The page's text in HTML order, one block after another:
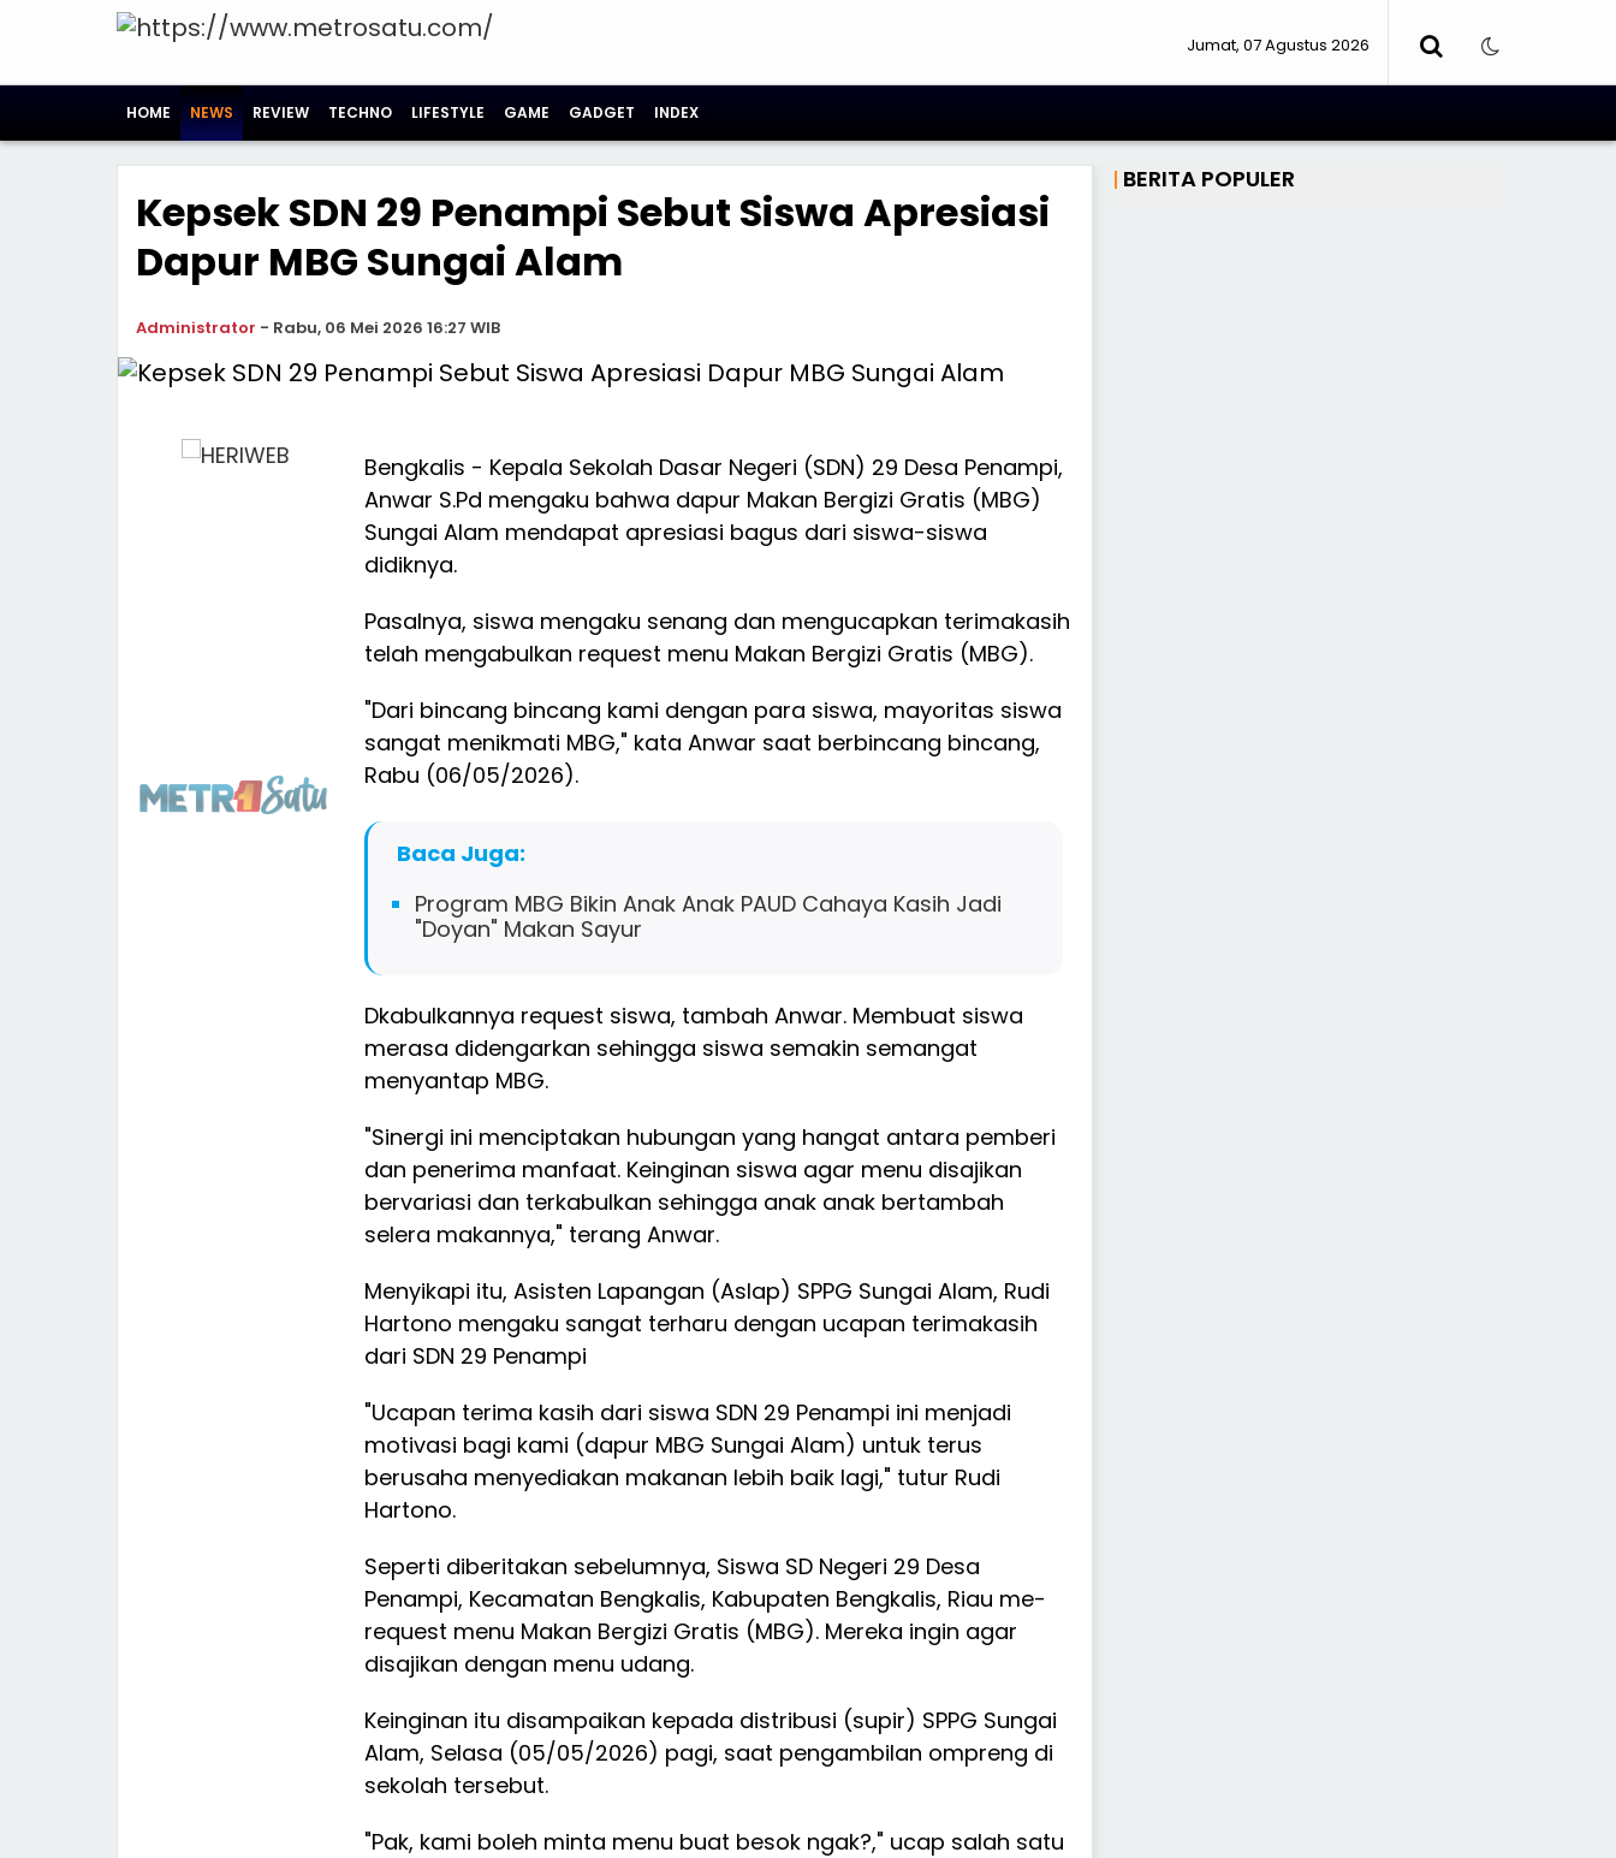
Jumat, 07 Agustus 2026
HOME NEWS REVIEW TECHNO LIFESTYLE GAME GADGET INDEX
Kepsek SDN 29 Penampi Sebut Siswa Apresiasi
Dapur MBG Sungai Alam
Administrator - Rabu, 06 Mei 2026 16:27 WIB
Bengkalis - Kepala Sekolah Dasar Negeri (SDN) 29 Desa Penampi,
Anwar S.Pd mengaku bahwa dapur Makan Bergizi Gratis (MBG)
Sungai Alam mendapat apresiasi bagus dari siswa-siswa
didiknya.
Pasalnya, siswa mengaku senang dan mengucapkan terimakasih
telah mengabulkan request menu Makan Bergizi Gratis (MBG).
"Dari bincang bincang kami dengan para siswa, mayoritas siswa
sangat menikmati MBG," kata Anwar saat berbincang bincang,
Rabu (06/05/2026).
Baca Juga:
Program MBG Bikin Anak Anak PAUD Cahaya Kasih Jadi
"Doyan" Makan Sayur
Dkabulkannya request siswa, tambah Anwar. Membuat siswa
merasa didengarkan sehingga siswa semakin semangat
menyantap MBG.
"Sinergi ini menciptakan hubungan yang hangat antara pemberi
dan penerima manfaat. Keinginan siswa agar menu disajikan
bervariasi dan terkabulkan sehingga anak anak bertambah
selera makannya," terang Anwar.
Menyikapi itu, Asisten Lapangan (Aslap) SPPG Sungai Alam, Rudi
Hartono mengaku sangat terharu dengan ucapan terimakasih
dari SDN 29 Penampi
"Ucapan terima kasih dari siswa SDN 29 Penampi ini menjadi
motivasi bagi kami (dapur MBG Sungai Alam) untuk terus
berusaha menyediakan makanan lebih baik lagi," tutur Rudi
Hartono.
Seperti diberitakan sebelumnya, Siswa SD Negeri 29 Desa
Penampi, Kecamatan Bengkalis, Kabupaten Bengkalis, Riau me-
request menu Makan Bergizi Gratis (MBG). Mereka ingin agar
disajikan dengan menu udang.
Keinginan itu disampaikan kepada distribusi (supir) SPPG Sungai
Alam, Selasa (05/05/2026) pagi, saat pengambilan ompreng di
sekolah tersebut.
"Pak, kami boleh minta menu buat besok ngak?," ucap salah satu
BERITA POPULER